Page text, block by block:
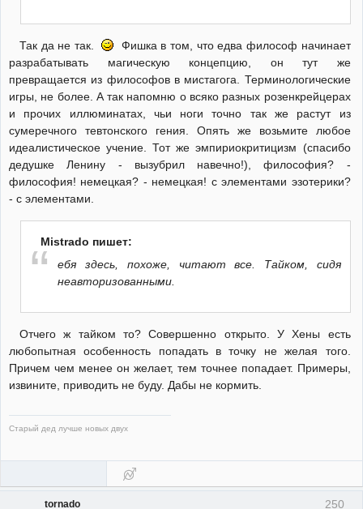
Так да не так.
Фишка в том, что едва философ начинает
разрабатывать магическую концепцию, он тут же
превращается из философов в мистагога. Терминологические
игры, не более. А так напомню о всяко разных розенкрейцерах
и прочих иллюминатах, чьи ноги точно так же растут из
сумеречного тевтонского гения. Опять же возьмите любое
идеалистическое учение. Тот же эмпириокритицизм (спасибо
дедушке Ленину - вызубрил навечно!), философия? -
философия! немецкая? - немецкая! с элементами эзотерики?
- с элементами.
Mistrado пишет:
ебя здесь, похоже, читают все. Тайком, сидя
неавторизованными.
Отчего ж тайком то? Совершенно открыто. У Хены есть
любопытная особенность попадать в точку не желая того.
Причем чем менее он желает, тем точнее попадает. Примеры,
извините, приводить не буду. Дабы не кормить.
Старый дед лучше новых двух
250
tornado